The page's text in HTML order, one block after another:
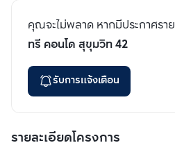
คุณจะไม่พลาด หากมีประกาศรา
ทรี คอนโด สุขุมวิท 42
รับการแจ้งเตือน
รายละเอียดโครงการ